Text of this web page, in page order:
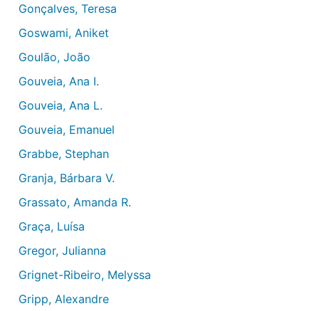
Gonçalves, Teresa
Goswami, Aniket
Goulão, João
Gouveia, Ana I.
Gouveia, Ana L.
Gouveia, Emanuel
Grabbe, Stephan
Granja, Bárbara V.
Grassato, Amanda R.
Graça, Luísa
Gregor, Julianna
Grignet-Ribeiro, Melyssa
Gripp, Alexandre